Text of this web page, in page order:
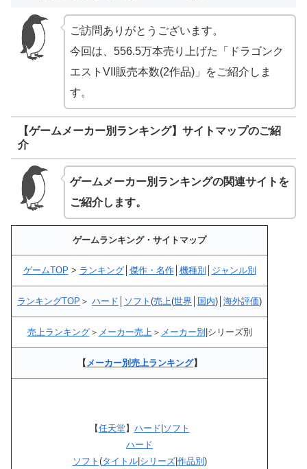
ご訪問ありがとうございます。
今回は、556.5万本売り上げた「ドラゴンク
エストVII販売本数(2作品)」をご紹介しま
す。
【ゲームメーカー別ランキング】サイトマップのご紹
介
ゲームメーカー別ランキングの関連サイトを
ご紹介します。
ゲームランキング・サイトマップ
ゲームTOP > ランキング│ 傑作・名作│ 機種別 ジャンル別
ランキングTOP ＞ ハード ソフト (売上(世界 国内)│ 海外評価)
売上ランキング＞ メーカー売上＞ メーカー別 |シリーズ別
【メーカー別売上ランキング】
【任天堂】 ハード ソフト
ハード
ソフト (タイトル| シリーズ| 作品別 )